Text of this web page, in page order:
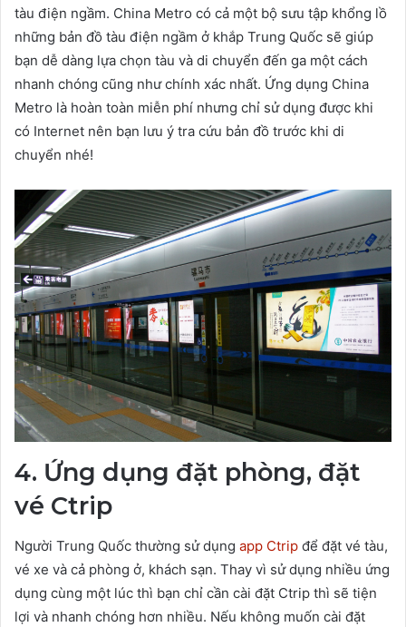
tàu điện ngầm. China Metro có cả một bộ sưu tập khổng lồ
những bản đồ tàu điện ngầm ở khắp Trung Quốc sẽ giúp
bạn dễ dàng lựa chọn tàu và di chuyển đến ga một cách
nhanh chóng cũng như chính xác nhất. Ứng dụng China
Metro là hoàn toàn miễn phí nhưng chỉ sử dụng được khi
có Internet nên bạn lưu ý tra cứu bản đồ trước khi di
chuyển nhé!
4. Ứng dụng đặt phòng, đặt
vé Ctrip
Người Trung Quốc thường sử dụng app Ctrip để đặt vé tàu,
vé xe và cả phòng ở, khách sạn. Thay vì sử dụng nhiều ứng
dụng cùng một lúc thì bạn chỉ cần cài đặt Ctrip thì sẽ tiện
lợi và nhanh chóng hơn nhiều. Nếu không muốn cài đặt